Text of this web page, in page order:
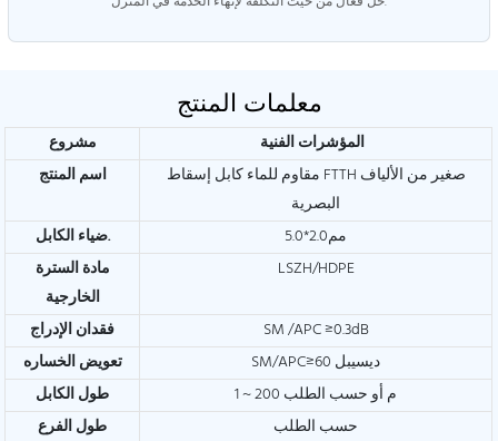
معلمات المنتج
مشروع
اسم المنتج
مقاوم للماء كابل إسقاط FTTH صغير من الألياف
البصرية
ضياء الكابل.
مم2.0*5.0
مادة السترة
الخارجية
LSZH/HDPE
فقدان الإدراج
SM /APC ≥0.3dB
تعويض الخساره
SM/APC≥60 ديسيبل
طول الكابل
1 ~ 200 م أو حسب الطلب
طول الفرع
حسب الطلب